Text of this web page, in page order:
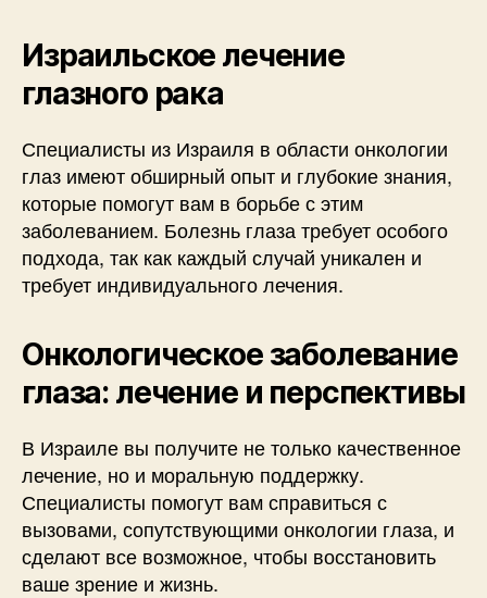
Израильское лечение
глазного рака
Специалисты из Израиля в области онкологии
глаз имеют обширный опыт и глубокие знания,
которые помогут вам в борьбе с этим
заболеванием. Болезнь глаза требует особого
подхода, так как каждый случай уникален и
требует индивидуального лечения.
Онкологическое заболевание
глаза: лечение и перспективы
В Израиле вы получите не только качественное
лечение, но и моральную поддержку.
Специалисты помогут вам справиться с
вызовами, сопутствующими онкологии глаза, и
сделают все возможное, чтобы восстановить
ваше зрение и жизнь.